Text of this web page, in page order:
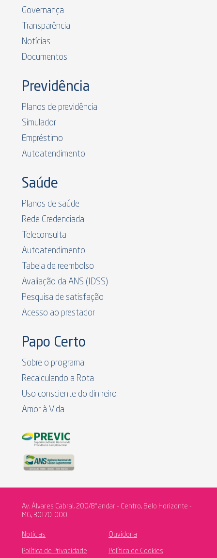
Governança
Transparência
Notícias
Documentos
Previdência
Planos de previdência
Simulador
Empréstimo
Autoatendimento
Saúde
Planos de saúde
Rede Credenciada
Teleconsulta
Autoatendimento
Tabela de reembolso
Avaliação da ANS (IDSS)
Pesquisa de satisfação
Acesso ao prestador
Papo Certo
Sobre o programa
Recalculando a Rota
Uso consciente do dinheiro
Amor à Vida
Av. Álvares Cabral, 200/8º andar - Centro, Belo Horizonte -
MG, 30170-000
Notícias Ouvidoria
Política de Privacidade Política de Cookies